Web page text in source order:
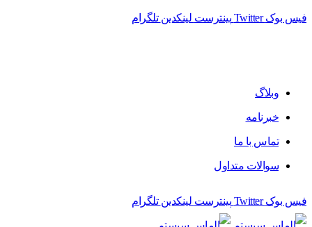
فیس بوک Twitter پینترست لینکدین تلگرام
وبلاگ
خبرنامه
تماس با ما
سوالات متداول
فیس بوک Twitter پینترست لینکدین تلگرام